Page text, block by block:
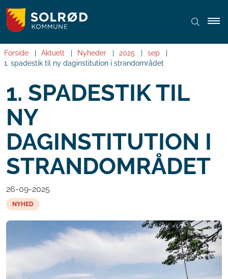
Forside Aktuelt Nyheder 2025
sep
1. spadestik til ny daginstitution i strandområdet
1. SPADESTIK TIL
NY
DAGINSTITUTION I
STRANDOMRÅDET
26-09-2025
NYHED